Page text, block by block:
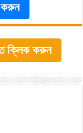
করুন
ক্লিক করুন